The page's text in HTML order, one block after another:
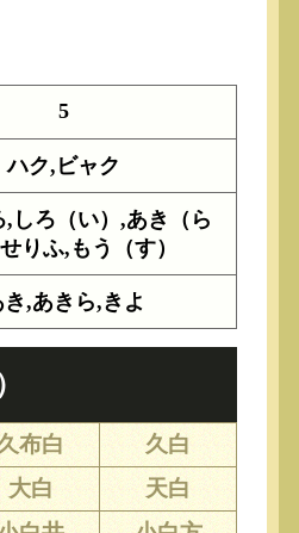
5
ハク,ビャク
,しろ（い）,あき（ら
りふ,もう（す）
き,あきら,きよ
布白
久白
大白
天白